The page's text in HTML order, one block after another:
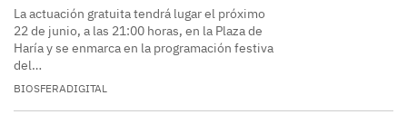
La actuación gratuita tendrá lugar el próximo
22 de junio, a las 21:00 horas, en la Plaza de
Haría y se enmarca en la programación festiva
del…
BIOSFERADIGITAL